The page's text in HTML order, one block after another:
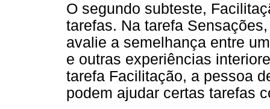
O segundo subteste,
tarefas. Na tarefa
avalie a semelhança entre
e outras experiências
tarefa Facilitação, a pessoa
podem ajudar certas tarefas